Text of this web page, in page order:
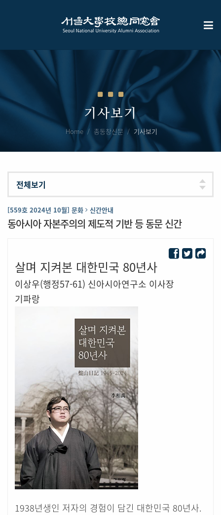
기사보기
Home 총동창신문 기사보기
[559호 2024년 10월] 문화 신간안내
동아시아 자본주의의 제도적 기반 등 동문 신간
살며 지켜본 대한민국 80년사
이상우(행정57-61) 신아시아연구소 이사장
기파랑
1938년생인 저자의 경험이 담긴 대한민국 80년사.